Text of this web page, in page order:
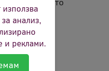
използва
анализ,
и реклами.